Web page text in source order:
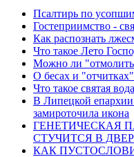
Псалтирь по
Гостеприимство -
Как распознать
Что такое Лето
Можно ли
О бесах и
Что такое святая
В Липецкой епархии
замироточила икона
ГЕНЕТИЧЕСКАЯ
СТУЧИТСЯ В
КАК